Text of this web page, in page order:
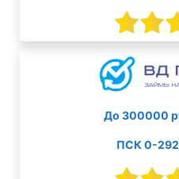
До 300000
ПСК 0-